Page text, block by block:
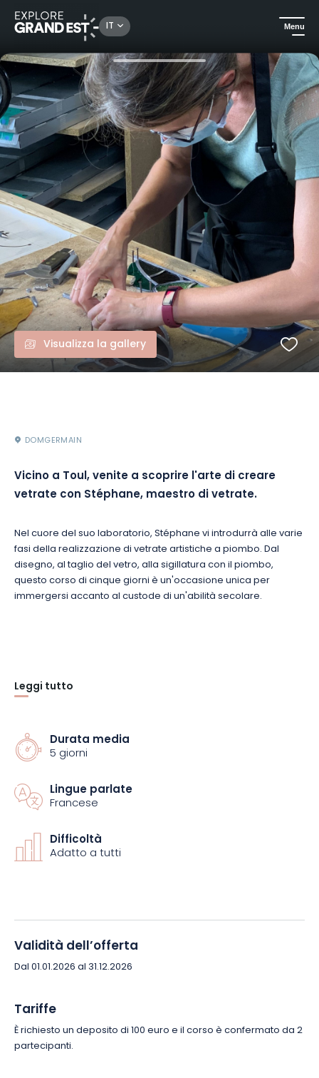
IT Menu
Scopri il know-how Scopri l'arte della creazione del vetro colorato
Visualizza la gallery
DOMGERMAIN
Vicino a Toul, venite a scoprire l'arte di creare
vetrate con Stéphane, maestro di vetrate.
Nel cuore del suo laboratorio, Stéphane vi introdurrà alle varie
fasi della realizzazione di vetrate artistiche a piombo. Dal
disegno, al taglio del vetro, alla sigillatura con il piombo,
questo corso di cinque giorni è un'occasione unica per
immergersi accanto al custode di un'abilità secolare.
Leggi tutto
Durata media
5 giorni
Lingue parlate
Francese
Difficoltà
Adatto a tutti
Validità dell’offerta
Dal 01.01.2026 al 31.12.2026
Tariffe
È richiesto un deposito di 100 euro e il corso è confermato da 2
partecipanti.